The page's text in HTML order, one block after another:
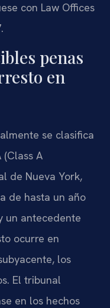
con Law Offices
penas
en
se clasifica
A
de Nueva York,
de hasta un año
un antecedente
ocurre en
los
El tribunal
en los hechos